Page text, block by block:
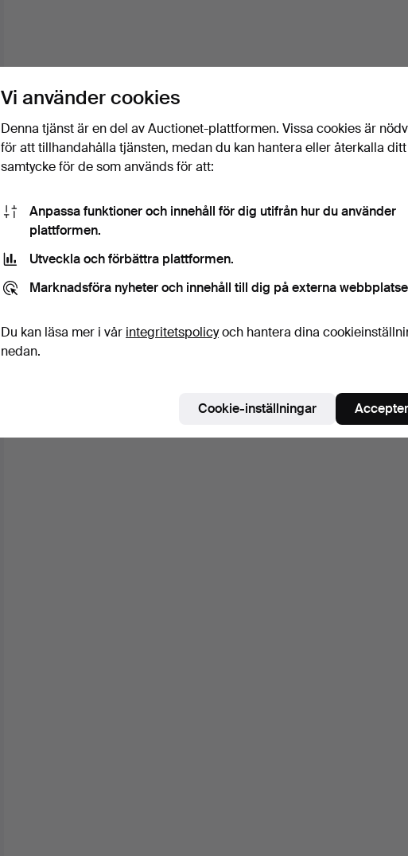
Vi använder cookies
Denna tjänst är en del av Auctionet-plattformen. Vissa cookies är
för att tillhandahålla tjänsten, medan du kan hantera eller återkalla ditt
samtycke för de som används för att:
Anpassa funktioner och innehåll för dig utifrån hur du använder
plattformen.
Utveckla och förbättra plattformen.
Marknadsföra nyheter och innehåll till dig på externa
Du kan läsa mer i vår integritetspolicyoch hantera dina
nedan.
Cookie-inställningar